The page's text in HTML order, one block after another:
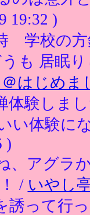
19:32 )
学校の
も 居眠
はじめ
体験しま
い体験に
)
、アグラ
/ いやし
誘って行